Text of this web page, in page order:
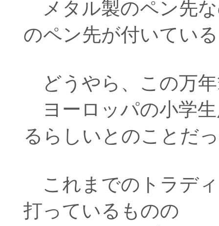
メタル製のペン先
のペン先が付いてい
どうやら、この万
ヨーロッパの小学
るらしいとのことだ
これまでのトラデ
打っているものの